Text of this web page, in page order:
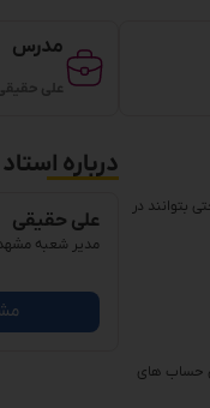
مدرس
علی
بتوانند در
حساب های
درباره استاد
علی حقیقی
مدیر شعبه